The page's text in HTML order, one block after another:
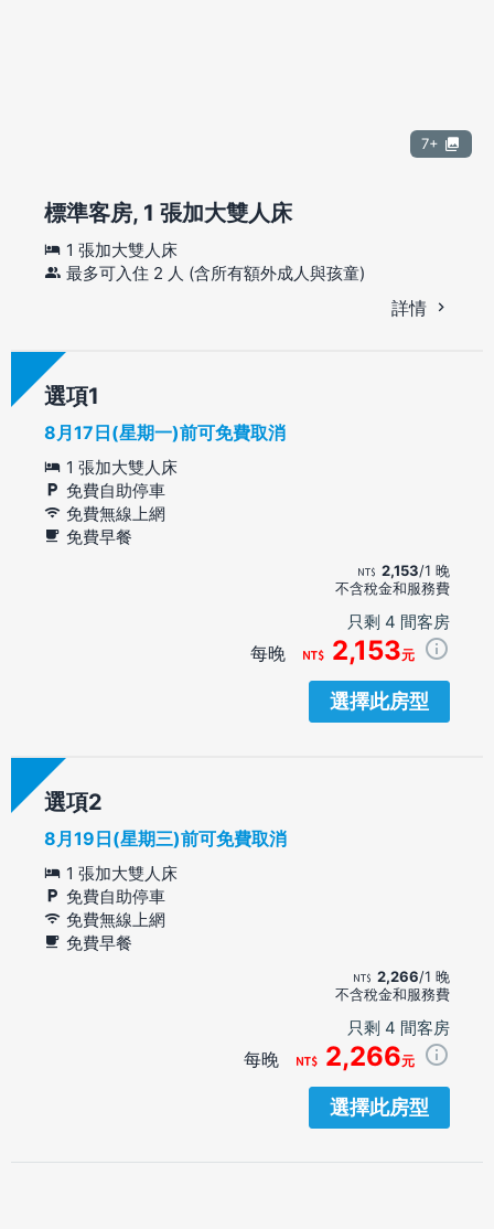
7+
標準客房, 1 張加大雙人床
1 張加大雙人床
最多可入住 2 人 (含所有額外成人與孩童)
詳情
選項
8月17日(星期一)前可免費取消
1 張加大雙人床
免費自助停車
免費無線上網
免費早餐
2,153/1 晚
不含稅金和服務費
只剩 4 間客房
每晚 2,153元
選擇此房型
選項
8月19日(星期三)前可免費取消
1 張加大雙人床
免費自助停車
免費無線上網
免費早餐
2,266/1 晚
不含稅金和服務費
只剩 4 間客房
每晚 2,266元
選擇此房型